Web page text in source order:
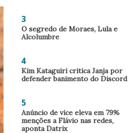
3
O segredo de Moraes, Lula e
Alcolumbre
4
Kim Kataguiri critica Janja por
defender banimento do Discord
5
Anúncio de vice eleva em 79%
menções a Flávio nas redes,
aponta Datrix